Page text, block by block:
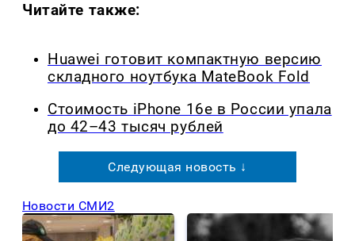
Читайте также:
Huawei готовит компактную версию
складного ноутбука MateBook Fold
Стоимость iPhone 16e в России упала
до 42–43 тысяч рублей
Следующая новость ↓
Новости СМИ2